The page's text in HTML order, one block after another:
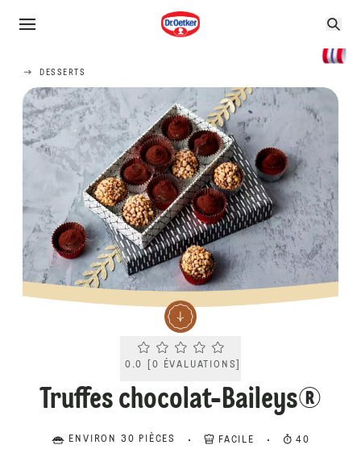
DESSERTS
Current rating 0.0. Click to rate.
0.0 0 ÉVALUATIONS
Truffes chocolat-Baileys®
ENVIRON 30 PIÈCES FACILE 40